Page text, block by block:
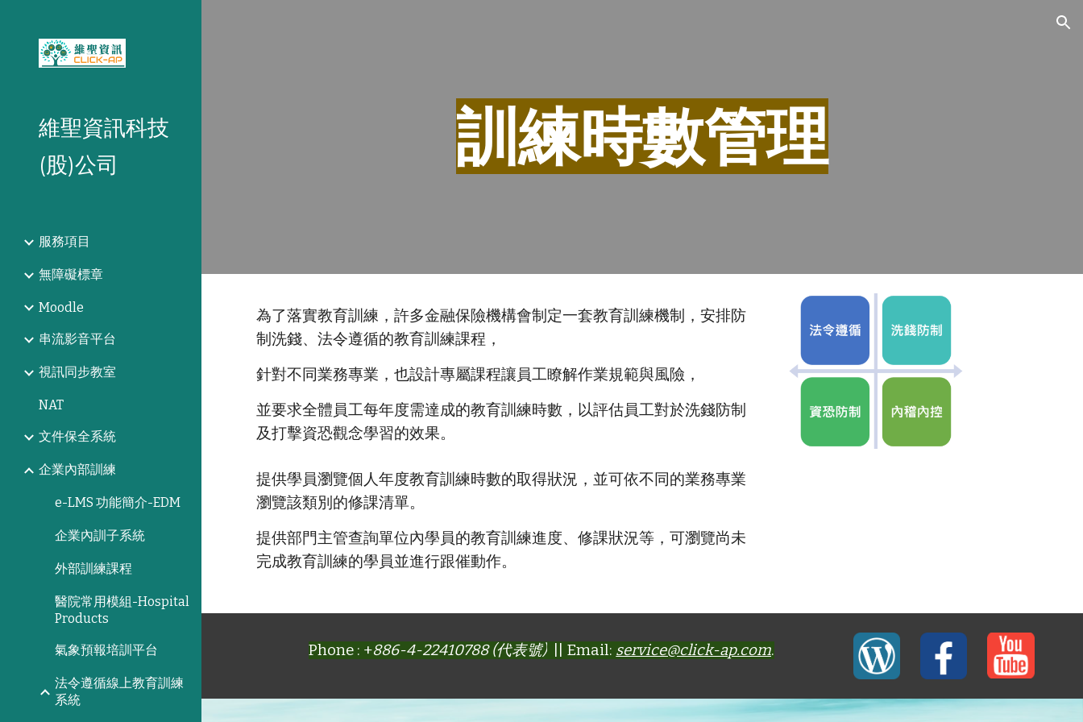
維聖資訊科技
(股)公司
服務項目
無障礙標章
Moodle
串流影音平台
視訊同步教室
NAT
文件保全系統
企業內部訓練
e-LMS 功能簡介-EDM
企業內訓子系統
外部訓練課程
醫院常用模組-Hospital
Products
氣象預報培訓平台
法令遵循線上教育訓練
系統
訓練時數管理
為了落實教育訓練，許多金融保險機構會制定一套教育訓練機制，安排防
制洗錢、法令遵循的教育訓練課程，
針對不同業務專業，也設計專屬課程讓員工瞭解作業規範與風險，
並要求全體員工每年度需達成的教育訓練時數，以評估員工對於洗錢防制
及打擊資恐觀念學習的效果。
提供學員瀏覽個人年度教育訓練時數的取得狀況，並可依不同的業務專業
瀏覽該類別的修課清單。
提供部門主管查詢單位內學員的教育訓練進度、修課狀況等，可瀏覽尚未
完成教育訓練的學員並進行跟催動作。
Phone : +886-4-22410788 (代表號) || Email: service@click-ap.com.